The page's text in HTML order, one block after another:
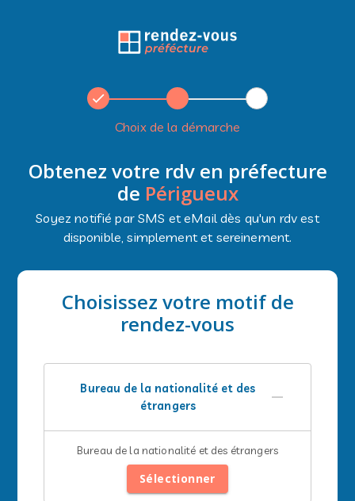
Obtenez votre rdv en préfecture
de Périgueux
Soyez notifié par SMS et eMail dès qu'un rdv est
disponible, simplement et sereinement.
Choisissez votre motif de
rendez-vous
Bureau de la nationalité et des
étrangers
Bureau de la nationalité et des étrangers
Sélectionner
Choix de la démarche